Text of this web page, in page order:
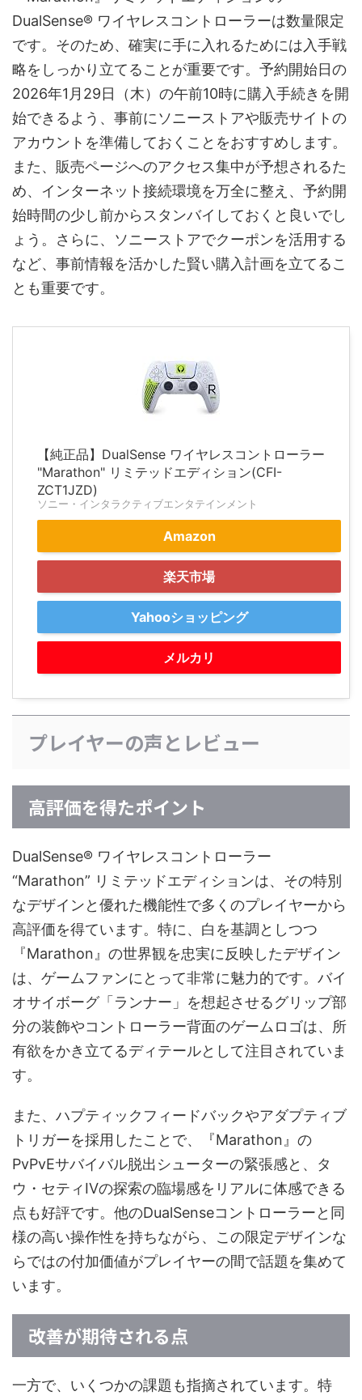
DualSense® ワイヤレスコントローラーは数量限定
です。そのため、確実に手に入れるためには入手戦
略をしっかり立てることが重要です。予約開始日の
2026年1月29日（木）の午前10時に購入手続きを開
始できるよう、事前にソニーストアや販売サイトの
アカウントを準備しておくことをおすすめします。
また、販売ページへのアクセス集中が予想されるた
め、インターネット接続環境を万全に整え、予約開
始時間の少し前からスタンバイしておくと良いでし
ょう。さらに、ソニーストアでクーポンを活用する
など、事前情報を活かした賢い購入計画を立てるこ
とも重要です。
【純正品】DualSense ワイヤレスコントローラー
"Marathon" リミテッドエディション(CFI-
ZCT1JZD)
ソニー・インタラクティブエンタテインメント
Amazon
楽天市場
Yahooショッピング
メルカリ
プレイヤーの声とレビュー
高評価を得たポイント
DualSense® ワイヤレスコントローラー
“Marathon” リミテッドエディションは、その特別
なデザインと優れた機能性で多くのプレイヤーから
高評価を得ています。特に、白を基調としつつ
『Marathon』の世界観を忠実に反映したデザイン
は、ゲームファンにとって非常に魅力的です。バイ
オサイボーグ「ランナー」を想起させるグリップ部
分の装飾やコントローラー背面のゲームロゴは、所
有欲をかき立てるディテールとして注目されていま
す。
また、ハプティックフィードバックやアダプティブ
トリガーを採用したことで、『Marathon』の
PvPvEサバイバル脱出シューターの緊張感と、タ
ウ・セティIVの探索の臨場感をリアルに体感できる
点も好評です。他のDualSenseコントローラーと同
様の高い操作性を持ちながら、この限定デザインな
らではの付加価値がプレイヤーの間で話題を集めて
います。
改善が期待される点
一方で、いくつかの課題も指摘されています。特